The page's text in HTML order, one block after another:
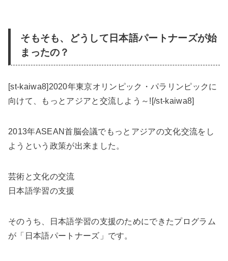
そもそも、どうして日本語パートナーズが始
まったの？
[st-kaiwa8]2020年東京オリンピック・パラリンピックに
向けて、もっとアジアと交流しよう～![/st-kaiwa8]
2013年ASEAN首脳会議でもっとアジアの文化交流をし
ようという政策が出来ました。
芸術と文化の交流
日本語学習の支援
そのうち、日本語学習の支援のためにできたプログラム
が「日本語パートナーズ」です。